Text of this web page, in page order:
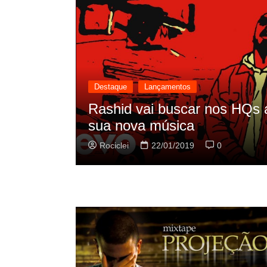
Lançamentos
Rashid vai buscar nos HQs as
sua nova música
Rociclei 22/01/2019 0